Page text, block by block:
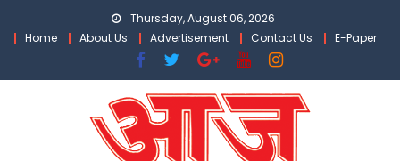
Thursday, August 06, 2026
Home
About Us Advertisement Contact Us E-Paper